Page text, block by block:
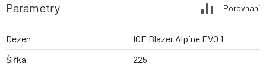
Parametry Porovnání
Dezen
ICE Blazer Alpine EVO 1
Šířka
225